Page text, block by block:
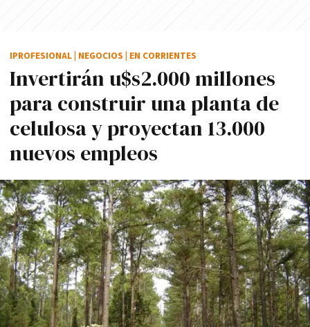
Invertirán u$s2.000 millones
para construir una planta de
celulosa y proyectan 13.000
nuevos empleos
IPROFESIONAL NEGOCIOS EN CORRIENTES